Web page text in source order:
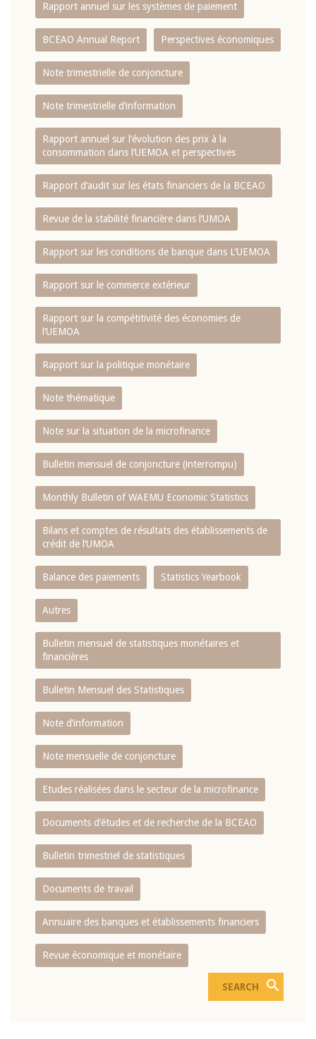
Rapport annuel sur les systèmes de paiement
BCEAO Annual Report Perspectives économiques
Note trimestrielle de conjoncture
Note trimestrielle d‘information
Rapport annuel sur l‘évolution des prix à la
consommation dans l‘UEMOA et perspectives
Rapport d‘audit sur les états financiers de la BCEAO
Revue de la stabilité financière dans l‘UMOA
Rapport sur les conditions de banque dans L‘UEMOA
Rapport sur le commerce extérieur
Rapport sur la compétitivité des économies de
l‘UEMOA
Rapport sur la politique monétaire
Note thématique
Note sur la situation de la microfinance
Bulletin mensuel de conjoncture (interrompu)
Monthly Bulletin of WAEMU Economic Statistics
Bilans et comptes de résultats des établissements de
crédit de l‘UMOA
Balance des paiements Statistics Yearbook
Autres
Bulletin mensuel de statistiques monétaires et
financières
Bulletin Mensuel des Statistiques
Note d’information
Note mensuelle de conjoncture
Etudes réalisées dans le secteur de la microfinance
Documents d’études et de recherche de la BCEAO
Bulletin trimestriel de statistiques
Documents de travail
Annuaire des banques et établissements financiers
Revue économique et monétaire